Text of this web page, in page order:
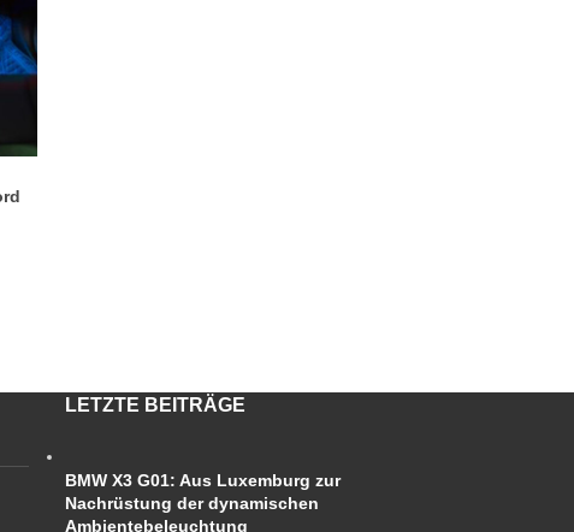
LETZTE BEITRÄGE
BMW X3 G01: Aus Luxemburg zur
Nachrüstung der dynamischen
Ambientebeleuchtung